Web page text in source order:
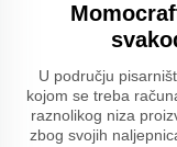
U području
kojom se treba
raznolikog niza
zbog svojih